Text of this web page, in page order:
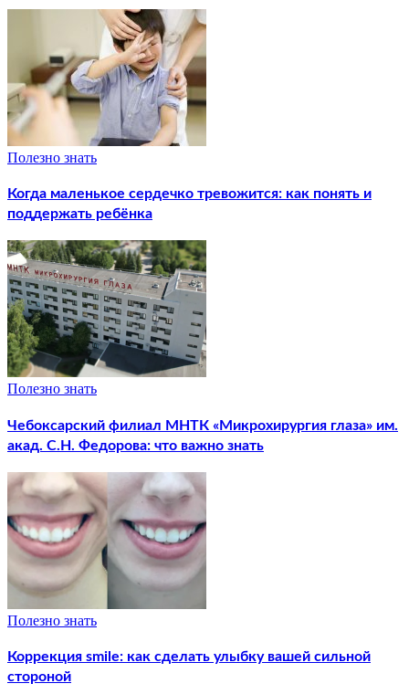
Полезно знать
Когда маленькое сердечко тревожится: как понять и
поддержать ребёнка
Полезно знать
Чебоксарский филиал МНТК «Микрохирургия глаза» им.
акад. С.Н. Федорова: что важно знать
Полезно знать
Коррекция smile: как сделать улыбку вашей сильной
стороной